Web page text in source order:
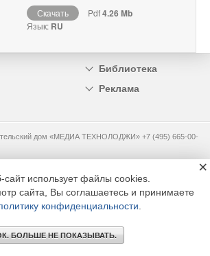
Скачать Pdf4.26 Mb
Язык: RU
Библиотека
Реклама
дом «МЕДИА ТЕХНОЛОДЖИ» +7 (495) 665-00-
сайт использует файлы cookies.
сайта, Вы соглашаетесь и принимаете
конфиденциальности
БОЛЬШЕ НЕ ПОКАЗЫВАТЬ.
×